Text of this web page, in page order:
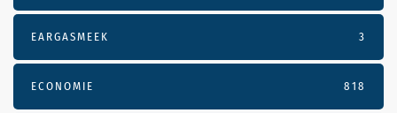
EARGASMEEK 3
ECONOMIE 818